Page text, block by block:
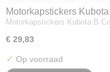
Motorkapstickers Kubota
Motorkapstickers Kubota B
€ 29,83
✓ Op voorraad